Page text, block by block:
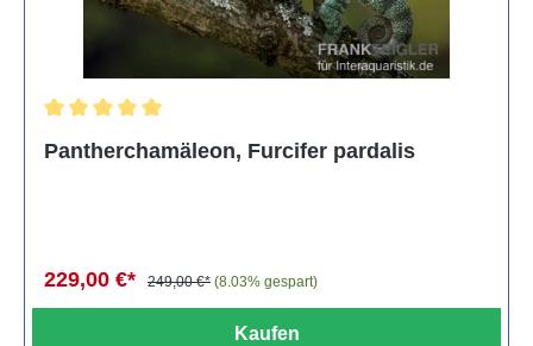
Pantherchamäleon, Furcifer pardalis
229,00 €* 249,00 €* (8.03% gespart)
Kaufen